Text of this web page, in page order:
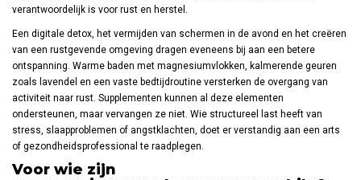
verantwoordelijk is voor rust en herstel.
Een digitale detox, het vermijden van schermen in de avond en het creëren
van een rustgevende omgeving dragen eveneens bij aan een betere
ontspanning. Warme baden met magnesiumvlokken, kalmerende geuren
zoals lavendel en een vaste bedtijdroutine versterken de overgang van
activiteit naar rust. Supplementen kunnen al deze elementen
ondersteunen, maar vervangen ze niet. Wie structureel last heeft van
stress, slaapproblemen of angstklachten, doet er verstandig aan een arts
of gezondheidsprofessional te raadplegen.
Voor wie zijn